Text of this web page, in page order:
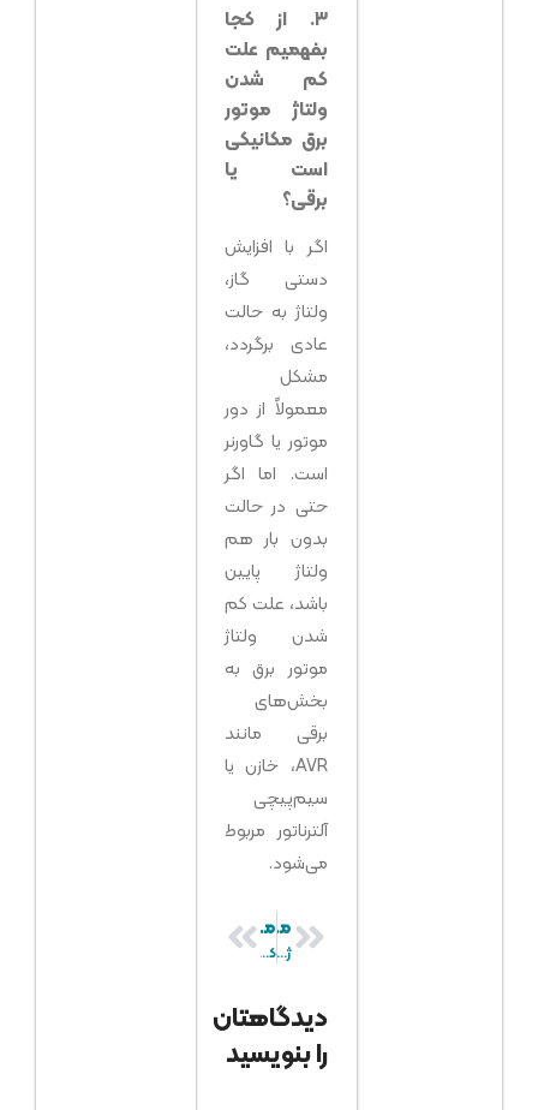
۳. از کجا
بفهمیم علت
کم شدن
ولتاژ موتور
برق مکانیکی
است یا
برقی؟
اگر با افزایش
دستی گاز،
ولتاژ به حالت
عادی برگردد،
مشکل
معمولاً از دور
موتور یا گاورنر
است. اما اگر
حتی در حالت
بدون بار هم
ولتاژ پایین
باشد، علت کم
شدن ولتاژ
موتور برق به
بخش‌های
برقی مانند
AVR، خازن یا
سیم‌پیچی
آلترناتور مربوط
می‌شود.
مقاله قبلی
ژنراتور سه فاز چیست؟ بررسی صفر تا صد ژنراتور 3 فاز
مقاله بعدی
کم مصرف ترین دیزل ژنراتورهای ایران را بشناسید
دیدگاهتان
را بنویسید